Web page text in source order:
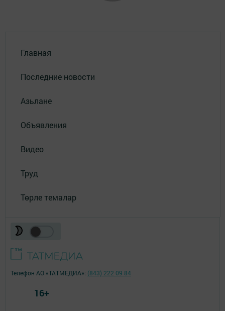
Главная
Последние новости
Азьлане
Объявления
Видео
Труд
Төрле темалар
Телефон АО «ТАТМЕДИА»: (843) 222 09 84
16+